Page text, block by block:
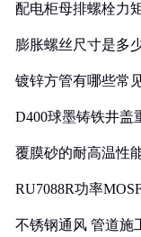
配电柜母排螺栓力
膨胀螺丝尺寸是多
镀锌方管有哪些常
D400球墨铸铁井盖
覆膜砂的耐高温性
RU7088R功率
不锈钢通风 管道施